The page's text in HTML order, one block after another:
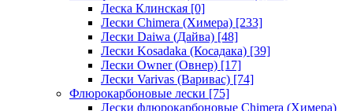
Леска Клинская [0]
Лески Chimera (Химера) [233]
Лески Daiwa (Дайва) [48]
Лески Kosadaka (Косадака) [39]
Лески Owner (Овнер) [17]
Лески Varivas (Варивас) [74]
Флюрокарбоновые лески [75]
Лески флюрокарбоновые Chimera (Химера)